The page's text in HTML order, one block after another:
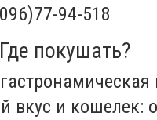
94-518
Где покушать?
вкус и кошелек: